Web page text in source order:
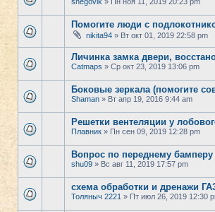
Помогите люди с
nikita94 » Вт окт 01, 2019 22:58 pm
Личинка замка двери,
Catmaps » Ср окт 23, 2019 13:06 pm
Боковые зеркала (помогите
Shaman » Вт апр 19, 2016 9:44 am
Решетки вентеляции у
Плавник » Пн сен 09, 2019 12:28 pm
Вопрос по переднему бамперу
shu09 » Вс авг 11, 2019 17:57 pm
схема обработки и дренажи
Толяныч 2221 » Пт июл 26, 2019 12:30